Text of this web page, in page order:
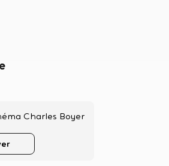
Charles Boyer